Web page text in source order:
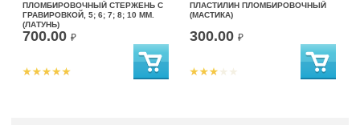
ПЛОМБИРОВОЧНЫЙ СТЕРЖЕНЬ С
ГРАВИРОВКОЙ, 5; 6; 7; 8; 10 ММ.
(ЛАТУНЬ)
700.00 ₽
ПЛАСТИЛИН ПЛОМБИРОВОЧНЫЙ
(МАСТИКА)
300.00 ₽